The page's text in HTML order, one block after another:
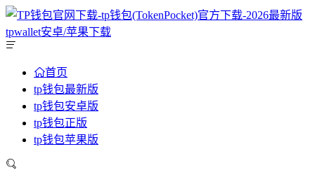
首页
tp钱包最新版
tp钱包安卓版
tp钱包正版
tp钱包苹果版